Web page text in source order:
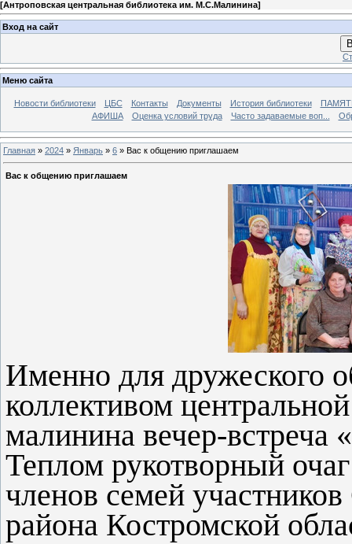
[Антроповская центральная библиотека им. М.С.Малинина]
Вход на сайт
Меню сайта
Новости библиотеки ЦБС Контакты Документы История библиотеки
АФИША
Оценка условий труда Часто задаваемые воп...
Главная » 2024 » Январь » 6 » Вас к общению приглашаем
Вас к общению приглашаем
Именно для дружеского
коллективом
малинина вечер-встреча
Теплом рукотворный
членов семей
района Костромской